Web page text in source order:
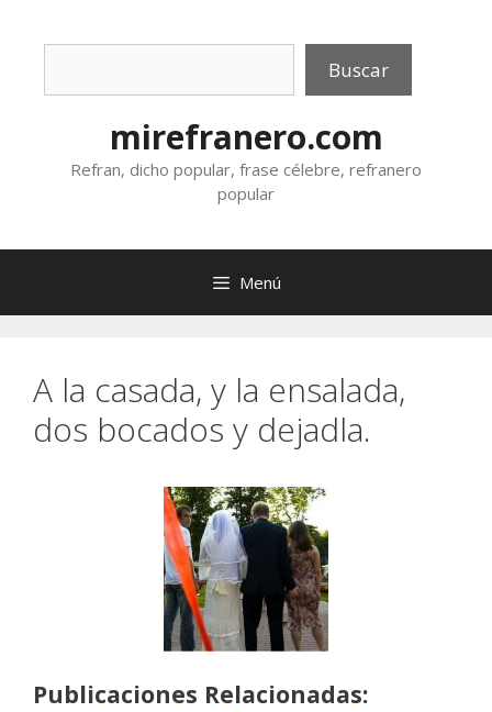
Buscar
mirefranero.com
Refran, dicho popular, frase célebre, refranero
popular
Menú
A la casada, y la ensalada,
dos bocados y dejadla.
Publicaciones Relacionadas: